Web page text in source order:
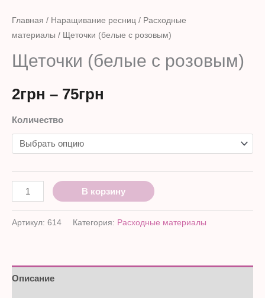
Главная / Наращивание ресниц / Расходные
материалы / Щеточки (белые с розовым)
Щеточки (белые с розовым)
2грн – 75грн
Количество
В корзину
Артикул: 614 Категория: Расходные материалы
Описание